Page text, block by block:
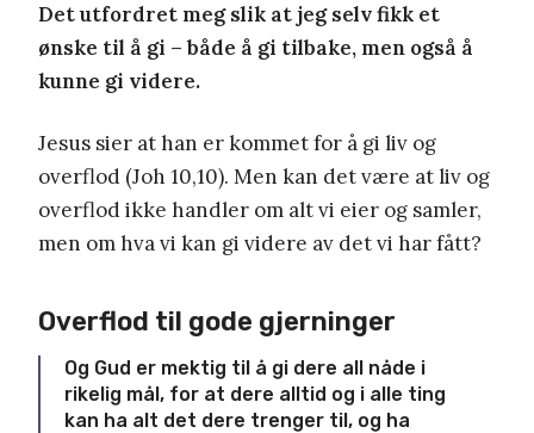
Det utfordret meg slik at jeg selv fikk et
ønske til å gi – både å gi tilbake, men også å
kunne gi videre.
Jesus sier at han er kommet for å gi liv og
overflod (Joh 10,10). Men kan det være at liv og
overflod ikke handler om alt vi eier og samler,
men om hva vi kan gi videre av det vi har fått?
Overflod til gode gjerninger
Og Gud er mektig til å gi dere all nåde i
rikelig mål, for at dere alltid og i alle ting
kan ha alt det dere trenger til, og ha